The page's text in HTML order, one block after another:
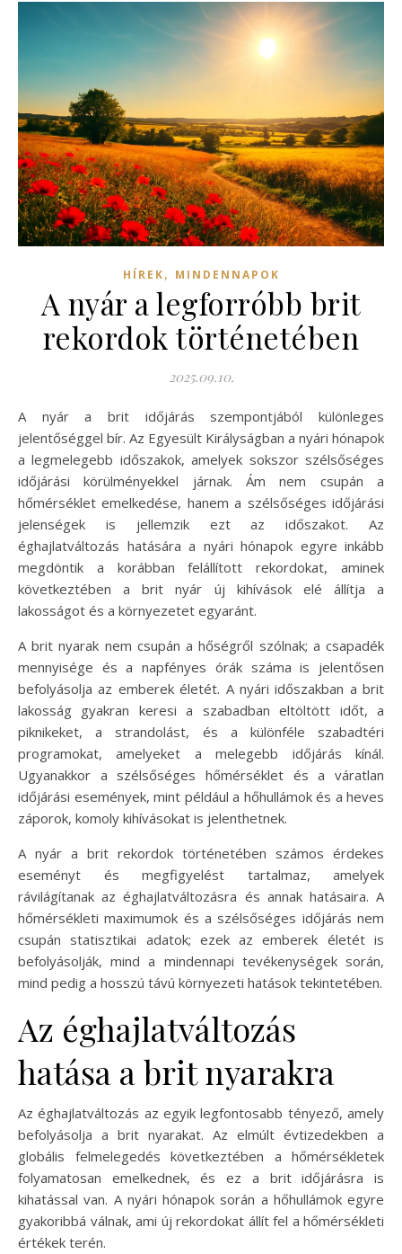
HÍREK, MINDENNAPOK
A nyár a legforróbb brit
rekordok történetében
2025.09.10.
A nyár a brit időjárás szempontjából különleges
jelentőséggel bír. Az Egyesült Királyságban a nyári hónapok
a legmelegebb időszakok, amelyek sokszor szélsőséges
időjárási körülményekkel járnak. Ám nem csupán a
hőmérséklet emelkedése, hanem a szélsőséges időjárási
jelenségek is jellemzik ezt az időszakot. Az
éghajlatváltozás hatására a nyári hónapok egyre inkább
megdöntik a korábban felállított rekordokat, aminek
következtében a brit nyár új kihívások elé állítja a
lakosságot és a környezetet egyaránt.
A brit nyarak nem csupán a hőségről szólnak; a csapadék
mennyisége és a napfényes órák száma is jelentősen
befolyásolja az emberek életét. A nyári időszakban a brit
lakosság gyakran keresi a szabadban eltöltött időt, a
piknikeket, a strandolást, és a különféle szabadtéri
programokat, amelyeket a melegebb időjárás kínál.
Ugyanakkor a szélsőséges hőmérséklet és a váratlan
időjárási események, mint például a hőhullámok és a heves
záporok, komoly kihívásokat is jelenthetnek.
A nyár a brit rekordok történetében számos érdekes
eseményt és megfigyelést tartalmaz, amelyek
rávilágítanak az éghajlatváltozásra és annak hatásaira. A
hőmérsékleti maximumok és a szélsőséges időjárás nem
csupán statisztikai adatok; ezek az emberek életét is
befolyásolják, mind a mindennapi tevékenységek során,
mind pedig a hosszú távú környezeti hatások tekintetében.
Az éghajlatváltozás
hatása a brit nyarakra
Az éghajlatváltozás az egyik legfontosabb tényező, amely
befolyásolja a brit nyarakat. Az elmúlt évtizedekben a
globális felmelegedés következtében a hőmérsékletek
folyamatosan emelkednek, és ez a brit időjárásra is
kihatással van. A nyári hónapok során a hőhullámok egyre
gyakoribbá válnak, ami új rekordokat állít fel a hőmérsékleti
értékek terén.